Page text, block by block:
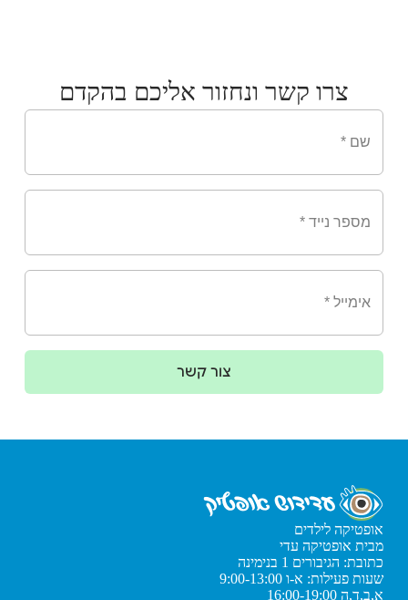
צרו קשר ונחזור אליכם בהקדם
צור קשר
אופטיקה לילדים
מבית אופטיקה עדי
כתובת: הגיבורים 1 בנימינה
שעות פעילות: א-ו 9:00-13:00
א,ב,ד,ה 16:00-19:00